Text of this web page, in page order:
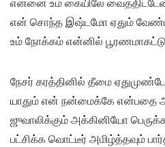
என்னை உம் கையிலே
என் சொந்த இஷ்டமோ ஏதும்
உம் நோக்கம் என்னில்
நேசர் கரத்தினில் தீமை
யாதும் என் நன்மைக்கே என்பதை
ஜுவாலிக்கும் அக்கினியோ
பட்சிக்க வொட்டீர் அமிழ்த்தவும்